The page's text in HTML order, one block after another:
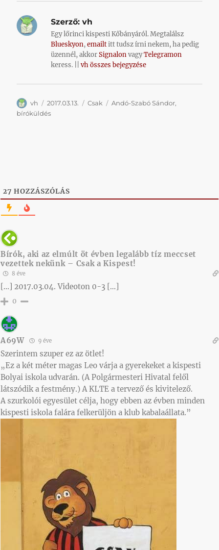
Szerző: vh
Egy lőrinci kispesti Kőbányáról. Megtalálsz
Blueskyon,emailtitt tudsz írni nekem, ha pedig
üzennél, akkorSignalonvagyTelegramon
keress. ||vh összes bejegyzése
Szerző
vh Közzétéve
2017.03.13. Kategória
Csak Címke
Andó-Szabó Sándor,
bíróküldés
27 HOZZÁSZÓLÁS
Bírók, aki az elmúlt öt évben legalább tíz meccset
vezettek nekünk – Csak a Kispest!
8 éve
[…] 2017.03.04. Videoton 0-3 […]
0
A69W 9 éve
Szerintem szuper ez az ötlet!
„Ez a két méter magas Leo várja a gyerekeket a kispesti
Bolyai iskola udvarán. (A Polgármesteri Hivatal felől
látszódik a festmény.) A KLTE a tervező és kivitelező.
A szurkolói egyesület célja, hogy ebben az évben minden
kispesti iskola falára felkerüljön a klub kabalaállata.”